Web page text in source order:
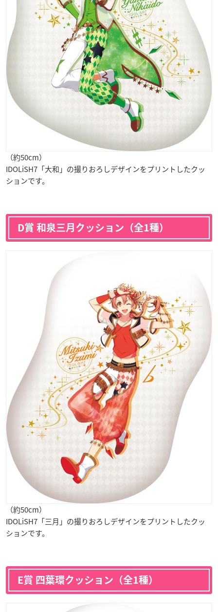
（約50cm）
IDOLiSH7「大和」の撮りおろしデザインをプリントしたクッ
ションです。
D賞 和泉三月クッション（全1種）
（約50cm）
IDOLiSH7「三月」の撮りおろしデザインをプリントしたクッ
ションです。
E賞 四葉環クッション（全1種）